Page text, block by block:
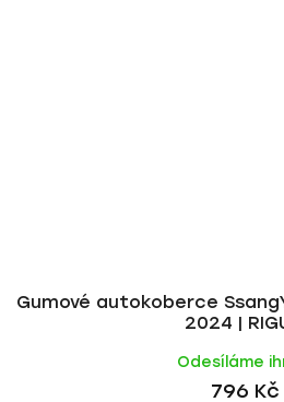
Gumové autokoberce
2024 |
Odesíláme
796 Kč